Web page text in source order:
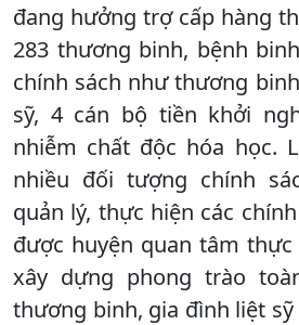
đang hưởng trợ cấp hàng
283 thương binh, bệnh
chính sách như thương
sỹ, 4 cán bộ tiền khởi
nhiễm chất độc hóa học.
nhiều đối tượng chính
quản lý, thực hiện các
được huyện quan tâm thực
xây dựng phong trào
thương binh, gia đình liệt